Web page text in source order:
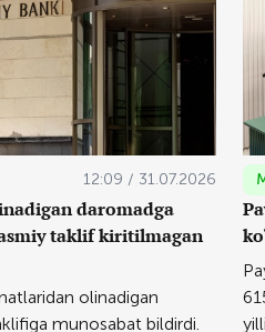
12:09 / 31.07.2026
daromadga
taklif kiritilmagan
olinadigan
munosabat bildirdi.